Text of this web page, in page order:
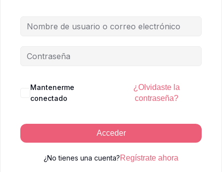
Mantenerme
conectado
¿Olvidaste la
contraseña?
Acceder
¿No tienes una cuenta?Regístrate ahora